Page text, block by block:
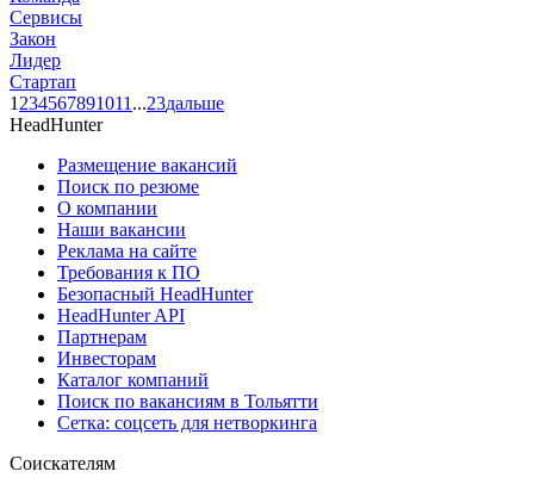
Сервисы
Закон
Лидер
Стартап
1 234567891011 ...23дальше
HeadHunter
Размещение вакансий
Поиск по резюме
О компании
Наши вакансии
Реклама на сайте
Требования к ПО
Безопасный HeadHunter
HeadHunter API
Партнерам
Инвесторам
Каталог компаний
Поиск по вакансиям в Тольятти
Сетка: соцсеть для нетворкинга
Соискателям